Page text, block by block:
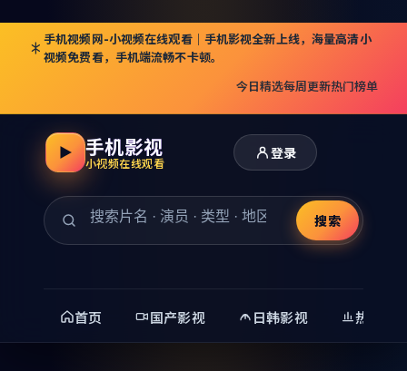
手机视频网-小视频在线观看｜手机影视全新上线，海量高清小
视频免费看，手机端流畅不卡顿。
今日精选每周更新热门榜单
手机影视
小视频在线观看
搜索
登录
首页 国产影视 日韩影视 热门精